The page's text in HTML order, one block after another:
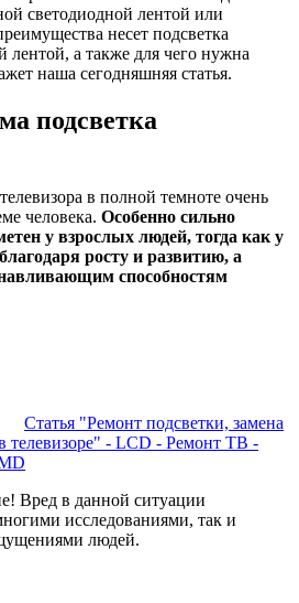
светодиодной лентой или
несет подсветка
лентой, а также для чего нужна
наша сегодняшняя статья.
подсветка
в полной темноте очень
человека. Особенно сильно
у взрослых людей, тогда как у
росту и развитию, а
способностям
Статья "Ремонт подсветки, замена
телевизоре" - LCD - Ремонт ТВ -
Вред в данной ситуации
исследованиями, так и
людей.